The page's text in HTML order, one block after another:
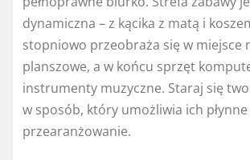
dynamiczna – z kącika z matą i
stopniowo przeobraża się w miejsce
planszowe, a w końcu sprzęt
instrumenty muzyczne. Staraj się
w sposób, który umożliwia ich płynne
przearanżowanie.